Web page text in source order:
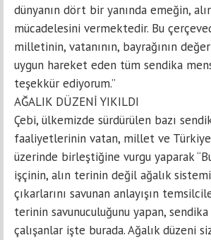
dünyanın dört bir yanında emeğin,
mücadelesini vermektedir. Bu
milletinin, vatanının, bayrağının
uygun hareket eden tüm sendika
teşekkür ediyorum.”
AĞALIK DÜZENİ YIKILDI
Çebi, ülkemizde sürdürülen bazı
faaliyetlerinin vatan, millet ve Türkiye
üzerinde birleştiğine vurgu yaparak
işçinin, alın terinin değil ağalık
çıkarlarını savunan anlayışın
terinin savunuculuğunu yapan, sendika
çalışanlar işte burada. Ağalık düzeni